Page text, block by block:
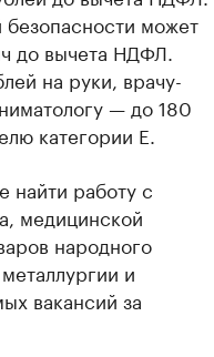
может
до вычета НДФЛ.
на руки, врачу-
— до 180
категории Е.
найти работу с
медицинской
народного
и
вакансий за